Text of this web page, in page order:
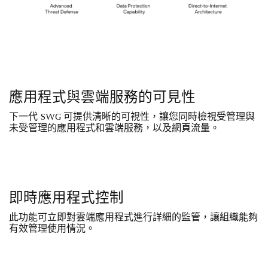
應用程式與雲端服務的可見性
下一代 SWG 可提供清晰的可視性，讓您同時檢視受管理與
未受管理的應用程式和雲端服務，以及網頁流量。
即時應用程式控制
此功能可立即對雲端應用程式進行詳細的監管，讓組織能夠
有效管理使用情況。